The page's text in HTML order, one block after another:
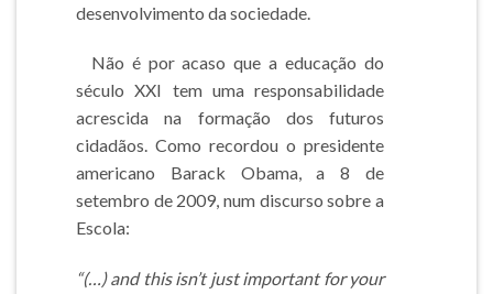
desenvolvimento da sociedade.
Não é por acaso que a educação do
século XXI tem uma responsabilidade
acrescida na formação dos futuros
cidadãos. Como recordou o presidente
americano Barack Obama, a 8 de
setembro de 2009, num discurso sobre a
Escola:
“(…) and this isn’t just important for your